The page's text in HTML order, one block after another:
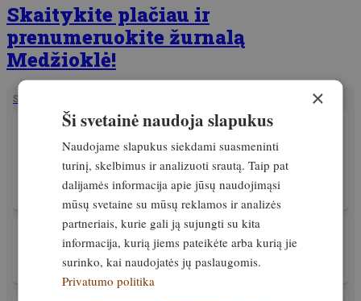
Skaitykite plačiau ir
prenumeruokite žurnalą
Medžioklė!
SUSIJĘ STRAIPSNIAI
VIDEO! Vilkai prie šunų ateina ne draugauti,
šernai veja du vilkus ir Anykščių meška.
Miško naujienos #17
Per Kalėdų dienas atejo netikėtas svečias
Išskirtinis 27. gruodis, 2025
×
Ši svetainė naudoja slapukus
Naudojame slapukus siekdami suasmeninti
turinį, skelbimus ir analizuoti srautą. Taip pat
dalijamės informacija apie jūsų naudojimąsi
mūsų svetaine su mūsų reklamos ir analizės
partneriais, kurie gali ją sujungti su kita
informacija, kurią jiems pateikėte arba kurią jie
surinko, kai naudojatės jų paslaugomis.
Privatumo politika